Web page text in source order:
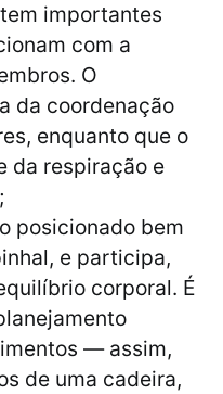
tem importantes
com a
O
da coordenação
enquanto que o
da respiração e
posicionado bem
e participa,
corporal. É
— assim,
de uma cadeira,